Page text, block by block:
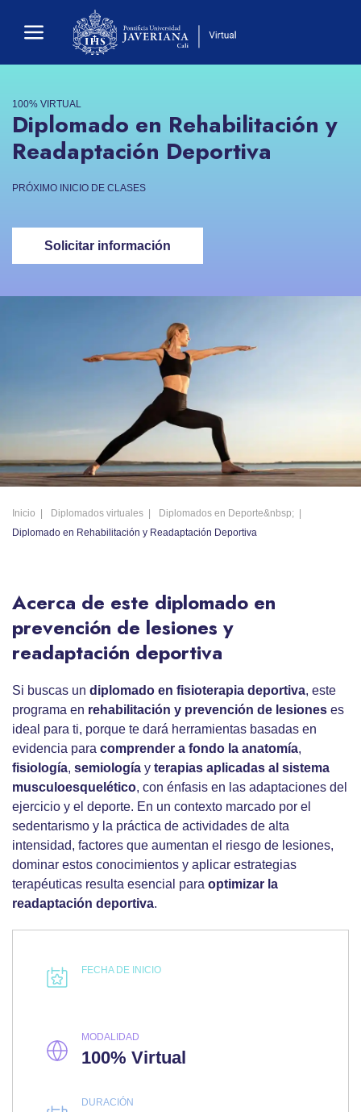
100% VIRTUAL
Diplomado en Rehabilitación y
Readaptación Deportiva
PRÓXIMO INICIO DE CLASES
Solicitar información
Inicio Diplomados virtuales
Diplomados en Deporte&nbsp;
Diplomado en Rehabilitación y Readaptación Deportiva
Acerca de este diplomado en
prevención de lesiones y
readaptación deportiva
Si buscas un diplomado en fisioterapia deportiva, este
programa en rehabilitación y prevención de lesiones es
ideal para ti, porque te dará herramientas basadas en
evidencia para comprender a fondo la anatomía,
fisiología, semiología y terapias aplicadas al sistema
musculoesquelético, con énfasis en las adaptaciones del
ejercicio y el deporte. En un contexto marcado por el
sedentarismo y la práctica de actividades de alta
intensidad, factores que aumentan el riesgo de lesiones,
dominar estos conocimientos y aplicar estrategias
terapéuticas resulta esencial para optimizar la
readaptación deportiva.
FECHA DE INICIO
MODALIDAD
100% Virtual
DURACIÓN